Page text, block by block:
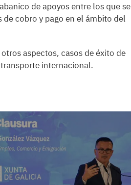
de apoyos entre los que se
cobro y pago en el ámbito del
aspectos, casos de éxito de
internacional.